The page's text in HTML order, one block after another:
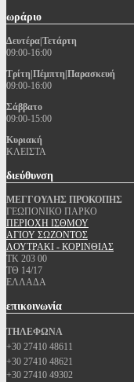
ωράριο
Δευτέρα|Τετάρτη
09:00-16:00
Τρίτη|Πέμπτη|Παρασκευή
09:00-16:00
Σάββατο
09:00-15:00
Κυριακή
ΚΛΕΙΣΤΑ
διεύθυνση
ΜΕΓΓΟΥΛΗΣ ΠΡΟΚΟΠΗΣ
ΓΕΩΠΟΝΙΚΟ ΠΑΡΚΟ
ΠΕΡΙΟΧΗ ΙΣΘΜΟΥ
ΑΓΙΟΥ ΣΩΖΟΝΤΟΣ
ΛΟΥΤΡΑΚΙ - ΚΟΡΙΝΘΙΑΣ
ΤΚ 203 00
ΤΘ 14/17
ΕΛΛΑΔΑ
επικοινωνία
ΤΗΛΕΦΩΝΑ
+30 27410 48611
+30 27410 48621
+30 27410 49302